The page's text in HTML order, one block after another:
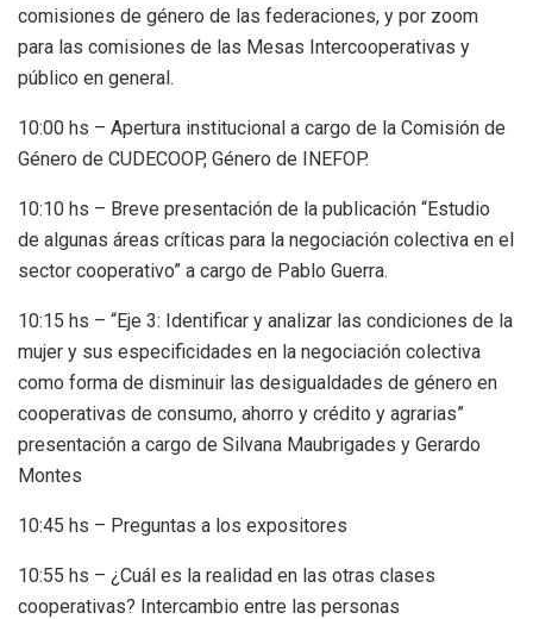
comisiones de género de las federaciones, y por zoom
para las comisiones de las Mesas Intercooperativas y
público en general.
10:00 hs – Apertura institucional a cargo de la Comisión de
Género de CUDECOOP, Género de INEFOP.
10:10 hs – Breve presentación de la publicación “Estudio
de algunas áreas críticas para la negociación colectiva en el
sector cooperativo” a cargo de Pablo Guerra.
10:15 hs – “Eje 3: Identificar y analizar las condiciones de la
mujer y sus especificidades en la negociación colectiva
como forma de disminuir las desigualdades de género en
cooperativas de consumo, ahorro y crédito y agrarias”
presentación a cargo de Silvana Maubrigades y Gerardo
Montes
10:45 hs – Preguntas a los expositores
10:55 hs – ¿Cuál es la realidad en las otras clases
cooperativas? Intercambio entre las personas